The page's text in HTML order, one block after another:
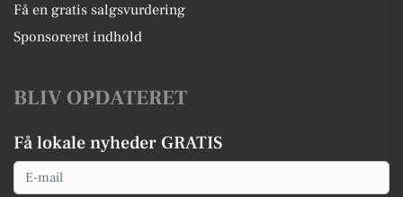
Få en gratis salgsvurdering
Sponsoreret indhold
BLIV OPDATERET
Få lokale nyheder GRATIS
Email